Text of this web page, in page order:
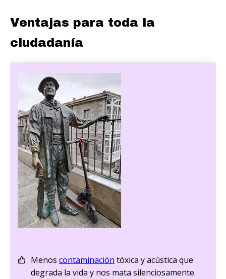
Ventajas para toda la
ciudadanía
Menos contaminación tóxica y acústica que
degrada la vida y nos mata silenciosamente.